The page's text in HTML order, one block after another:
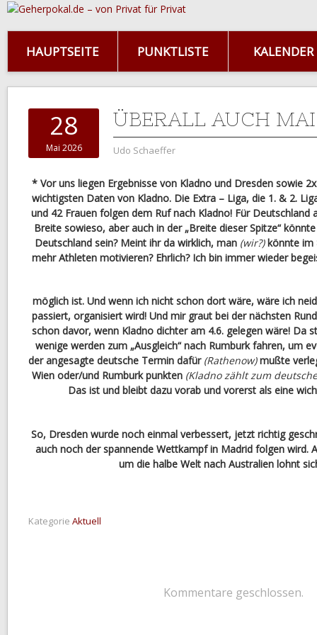
HAUPTSEITE PUNKTLISTE KALENDER
28
Mai 2026
ÜBERALL AUCH
Udo Schaeffer
* Vor uns liegen Ergebnisse von Kladno und Dresden sowie
wichtigsten Daten von Kladno. Die Extra – Liga, die 1. & 2.
und 42 Frauen folgen dem Ruf nach Kladno! Für Deutschland
Breite sowieso, aber auch in der „Breite dieser Spitze“
Deutschland sein? Meint ihr da wirklich, man (wir?)könnte im
mehr Athleten motivieren? Ehrlich? Ich bin immer wieder
möglich ist. Und wenn ich nicht schon dort wäre, wäre ich
passiert, organisiert wird! Und mir graut bei der nächsten
schon davor, wenn Kladno dichter am 4.6. gelegen wäre! Da
wenige werden zum „Ausgleich“ nach Rumburk fahren, um
der angesagte deutsche Termin dafür (Rathenow)mußte
Wien oder/und Rumburk punkten (Kladno zählt zum
Das ist und bleibt dazu vorab und vorerst als eine
So, Dresden wurde noch einmal verbessert, jetzt richtig
auch noch der spannende Wettkampf in Madrid folgen wird.
um die halbe Welt nach Australien lohnt
Kategorie Aktuell
Kommentare geschlossen.